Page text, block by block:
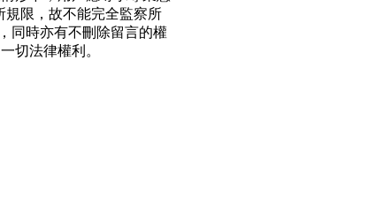
規限，故不能完全監察所
同時亦有不刪除留言的權
切法律權利。